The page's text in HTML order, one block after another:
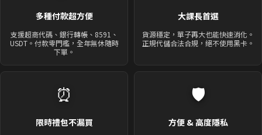
多種付款超方便
支援超商代碼、銀行轉帳、8591、
USDT。付款零門檻，全年無休隨時
下單。
大課長首選
貨源穩定，單子再大也能快速消化。
正規代儲合法合規，絕不使用黑卡。
⏰
限時禮包不漏買
🛡️
方便 & 高度隱私